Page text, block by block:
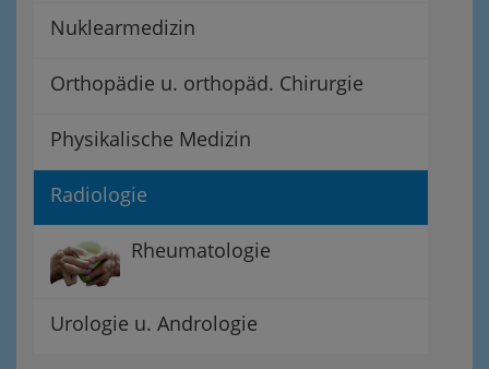
Nuklearmedizin
Orthopädie u. orthopäd. Chirurgie
Physikalische Medizin
Radiologie
Rheumatologie
Urologie u. Andrologie